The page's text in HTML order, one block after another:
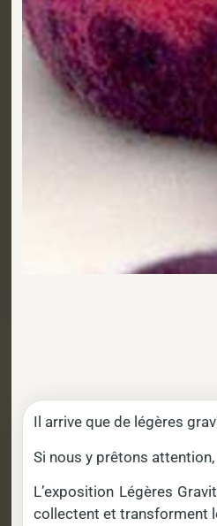
Il arrive que de légères
Si nous y prêtons
L’exposition Légères
collectent et transforment